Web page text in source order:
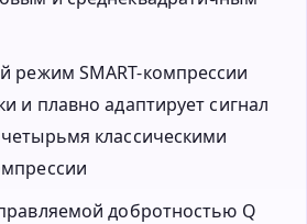
режим SMART-компрессии
и плавно адаптирует сигнал
классическими
добротностью Q